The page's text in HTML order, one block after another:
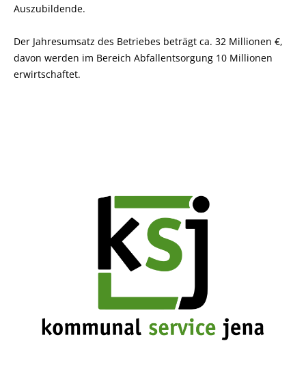
Auszubildende.
Der Jahresumsatz des Betriebes beträgt ca. 32 Millionen €,
davon werden im Bereich Abfallentsorgung 10 Millionen
erwirtschaftet.